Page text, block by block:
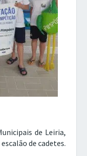
de Leiria,
de cadetes.